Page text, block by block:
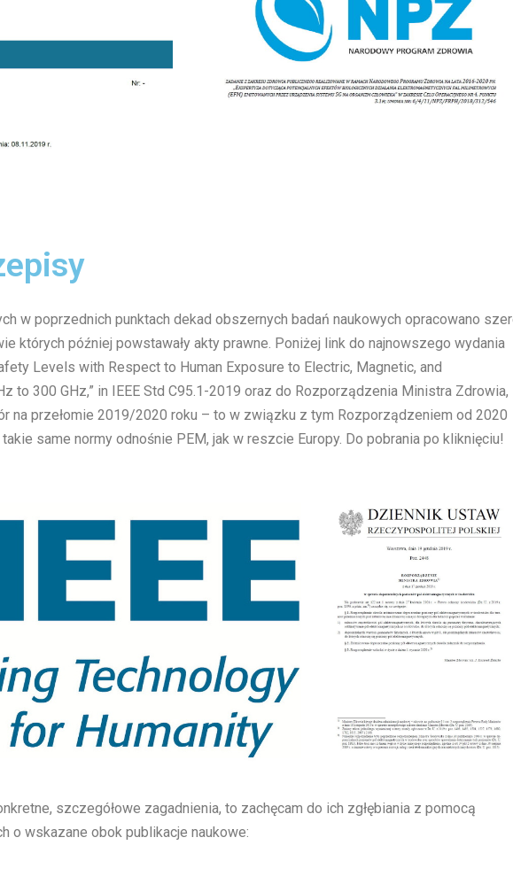
w poprzednich punktach dekad obszernych badań naukowych opracowano
których później powstawały akty prawne. Poniżej link do najnowszego wydania
Levels with Respect to Human Exposure to Electric, Magnetic, and
to 300 GHz,” in IEEE Std C95.1-2019 oraz do Rozporządzenia Ministra Zdrowia,
na przełomie 2019/2020 roku – to w związku z tym Rozporządzeniem od 2020
same normy odnośnie PEM, jak w reszcie Europy. Do pobrania po kliknięciu!
szczegółowe zagadnienia, to zachęcam do ich zgłębiania z pomocą
o wskazane obok publikacje naukowe: